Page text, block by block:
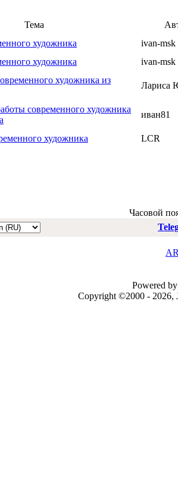
Тема
художника
ivan-msk
художника
ivan-msk
художника из
Лариса
современного художника
иван81
художника LCR
Часовой
Powered
Copyright ©2000 - 2026,